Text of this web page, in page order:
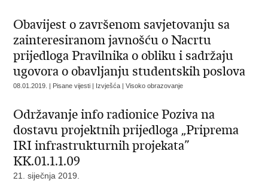
Obavijest o završenom savjetovanju sa
zainteresiranom javnošću o Nacrtu
prijedloga Pravilnika o obliku i sadržaju
ugovora o obavljanju studentskih poslova
08.01.2019. | Pisane vijesti | Izvješća | Visoko obrazovanje
Održavanje info radionice Poziva na
dostavu projektnih prijedloga „Priprema
IRI infrastrukturnih projekata”
KK.01.1.1.09
21. siječnja 2019.